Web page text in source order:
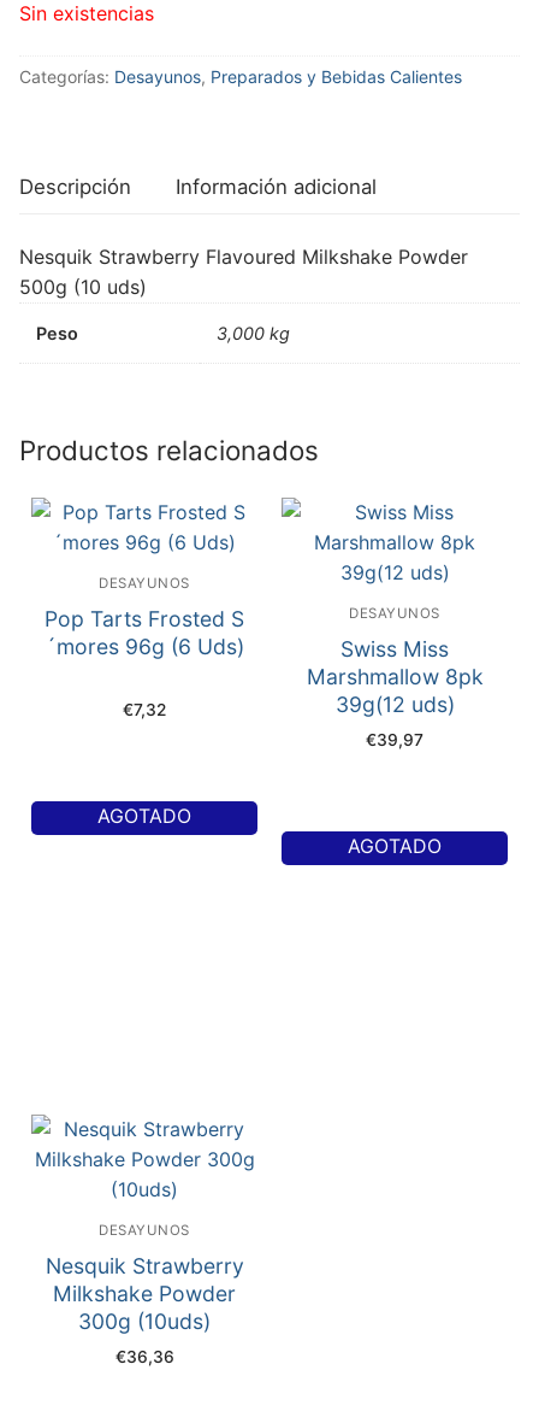
Sin existencias
Categorías: Desayunos, Preparados y Bebidas Calientes
Descripción Información adicional
Nesquik Strawberry Flavoured Milkshake Powder
500g (10 uds)
Peso 3,000 kg
Productos relacionados
DESAYUNOS
Pop Tarts Frosted S
´mores 96g (6 Uds)
€7,32
AGOTADO
DESAYUNOS
Swiss Miss
Marshmallow 8pk
39g(12 uds)
€39,97
AGOTADO
DESAYUNOS
Nesquik Strawberry
Milkshake Powder
300g (10uds)
€36,36